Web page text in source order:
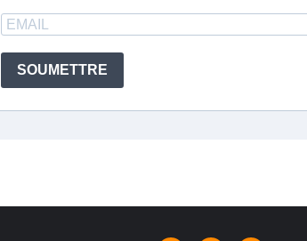
SOUMETTRE